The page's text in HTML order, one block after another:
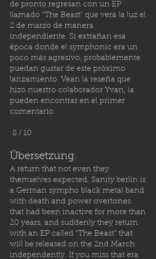
de pronto regresan con un EP
llamado "The Beast" que verá la luz el
2 de marzo de manera
independiente. Si extrañan esa
época donde el symphonic era un
poco más agresivo, probablemente
puedan gustar de este próximo
lanzamiento. Vean la reseña que
hizo nuestro colaborador Yvan, la
pueden encontrar en el primer
comentario.
8 / 10
Übersetzung:
A return that not even they
themselves expected, Sanity.berlin is
a German sympho black metal band
with death and power overtones
that had been inactive for more than
20 years, and suddenly they return
with an EP called "The Beast" that
will be released on the 2nd March
independently. If you miss that era